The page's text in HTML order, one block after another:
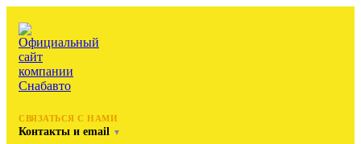
СВЯЗАТЬСЯ С НАМИ
Контакты и email ▼